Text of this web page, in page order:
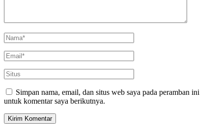
Simpan nama, email, dan situs web saya pada peramban ini
untuk komentar saya berikutnya.